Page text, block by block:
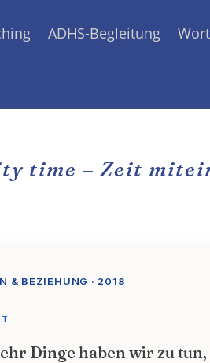
ADHS-Begleitung
time – Zeit
& BEZIEHUNG · 2018
Dinge haben wir zu